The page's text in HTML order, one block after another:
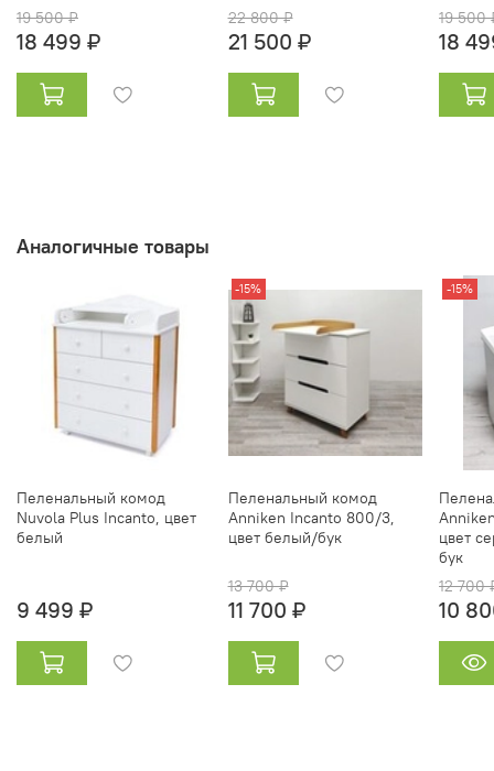
19 500 ₽
18 499 ₽
22 800 ₽
21 500 ₽
19 500
18
Аналогичные товары
Пеленальный комод
Nuvola Plus Incanto, цвет
белый
9 499 ₽
-15%
Пеленальный комод
Anniken Incanto 800/3,
цвет белый/бук
13 700 ₽
11 700 ₽
-15%
цвет
бук
12 700
10